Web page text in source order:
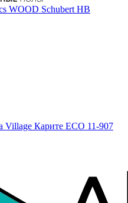
WOOD Schubert HB